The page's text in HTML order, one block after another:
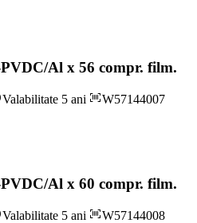
Al x 56 compr. film.
Valabilitate 5 ani
W57144007
Al x 60 compr. film.
Valabilitate 5 ani
W57144008